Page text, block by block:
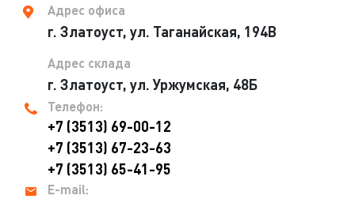
Адрес офиса
г. Златоуст, ул. Таганайская, 194В
Адрес склада
г. Златоуст, ул. Уржумская, 48Б
Телефон:
+7 (3513) 69-00-12
+7 (3513) 67-23-63
+7 (3513) 65-41-95
E-mail: